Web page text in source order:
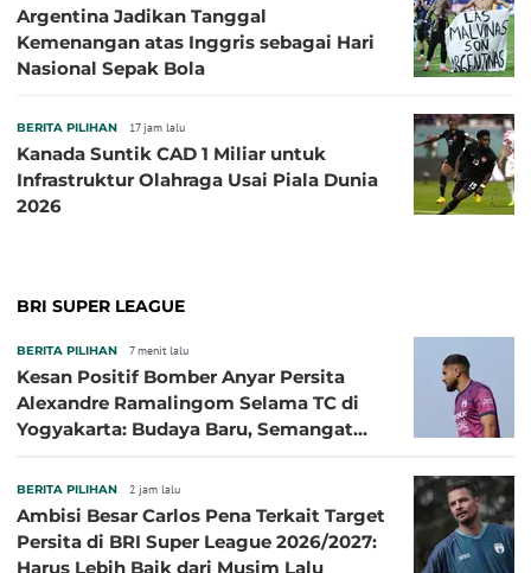
Argentina Jadikan Tanggal
Kemenangan atas Inggris sebagai Hari
Nasional Sepak Bola
BERITA PILIHAN 17 jam lalu
Kanada Suntik CAD 1 Miliar untuk
Infrastruktur Olahraga Usai Piala Dunia
2026
BRI SUPER LEAGUE
BERITA PILIHAN 7 menit lalu
Kesan Positif Bomber Anyar Persita
Alexandre Ramalingom Selama TC di
Yogyakarta: Budaya Baru, Semangat
BERITA PILIHAN 2 jam lalu
Ambisi Besar Carlos Pena Terkait Target
Persita di BRI Super League 2026/2027:
Harus Lebih Baik dari Musim Lalu